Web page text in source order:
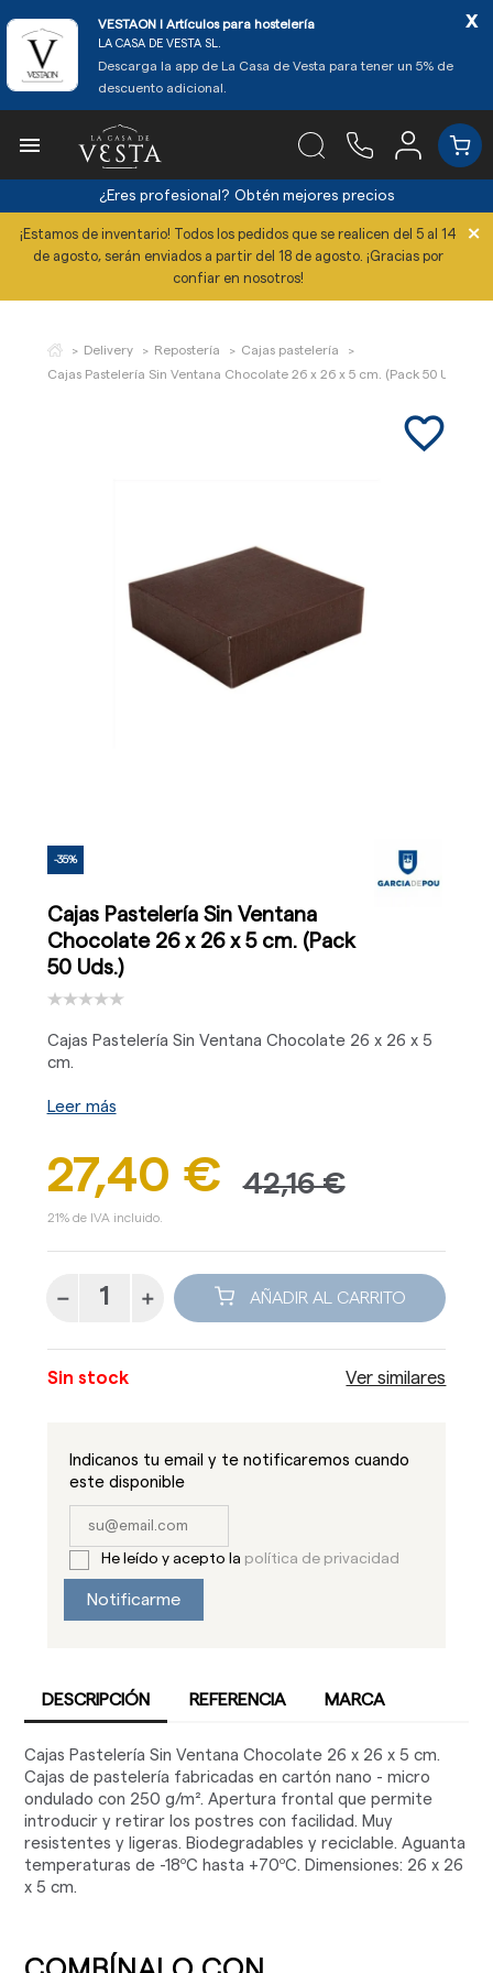
VESTAON l Artículos para hostelería
LA CASA DE VESTA SL.
Descarga la app de La Casa de Vesta para tener un 5% de
descuento adicional.
x

¿Eres profesional? Obtén mejores precios
¡Estamos de inventario! Todos los pedidos que se realicen del 5 al 14
de agosto, serán enviados a partir del 18 de agosto. ¡Gracias por
confiar en nosotros!
×
Delivery Repostería
Cajas pastelería
Cajas Pastelería Sin Ventana Chocolate 26 x 26 x 5 cm. (Pack 50 Uds.)
favorite_border
-35%
Cajas Pastelería Sin Ventana
Chocolate 26 x 26 x 5 cm. (Pack
50 Uds.)
Cajas Pastelería Sin Ventana Chocolate 26 x 26 x 5
cm.
Leer más
27,40 € 42,16 €
21% de IVA incluido.
AÑADIR AL CARRITO
Sin stock Ver similares
Indicanos tu email y te notificaremos cuando
este disponible
He leído y acepto la política de privacidad
Notificarme
DESCRIPCIÓN REFERENCIA MARCA
Cajas Pastelería Sin Ventana Chocolate 26 x 26 x 5 cm.
Cajas de pastelería fabricadas en cartón nano - micro
ondulado con 250 g/m². Apertura frontal que permite
introducir y retirar los postres con facilidad. Muy
resistentes y ligeras. Biodegradables y reciclable. Aguanta
temperaturas de -18ºC hasta +70ºC. Dimensiones: 26 x 26
x 5 cm.